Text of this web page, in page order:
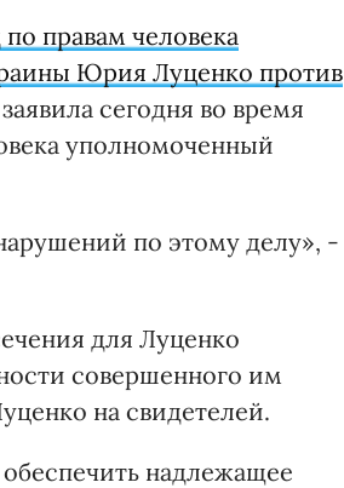
правам человека
Юрия Луценко против
сегодня во время
уполномоченный
по этому делу», -
для Луценко
совершенного им
на свидетелей.
надлежащее